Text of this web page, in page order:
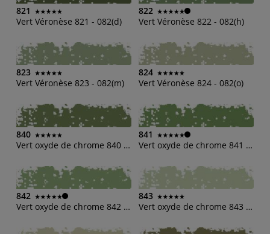
821
Vert Véronèse 821 - 082(d)
822
Vert Véronèse 822 - 082(h)
823
Vert Véronèse 823 - 082(m)
824
Vert Véronèse 824 - 082(o)
840
Vert oxyde de chrome 840 - 084(b)
841
Vert oxyde de chrome 841 - 084(d)
842
Vert oxyde de chrome 842 - 084(h)
843
Vert oxyde de chrome 843 - 084(h)